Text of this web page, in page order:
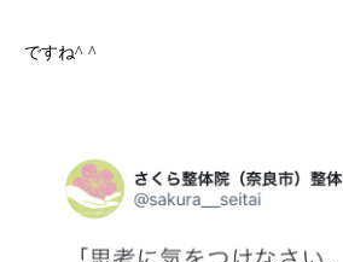
ですね^ ^